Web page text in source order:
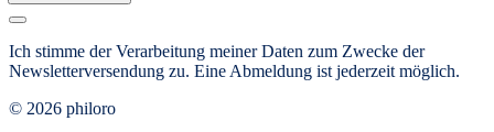
Ich stimme der Verarbeitung meiner Daten zum Zwecke der
Newsletterversendung zu. Eine Abmeldung ist jederzeit möglich.
© 2026 philoro